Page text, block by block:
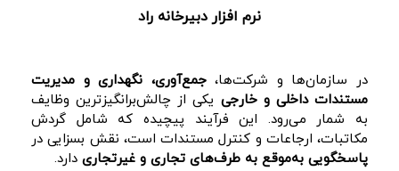
نرم افزار دبیرخانه راد
در سازمان‌ها و شرکت‌ها،جمع‌آوری، نگهداری و مدیریت
مستندات داخلی و خارجی یکی از چالش‌برانگیزترین وظایف
به شمار می‌رود. این فرآیند پیچیده که شامل گردش
مکاتبات، ارجاعات و کنترل مستندات است، نقش بسزایی در
پاسخگویی به‌موقع به طرف‌های تجاری و غیرتجاریدارد.